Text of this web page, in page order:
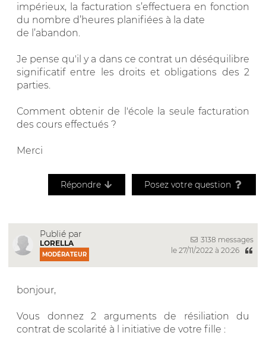
impérieux, la facturation s’effectuera en fonction
du nombre d’heures planifiées à la date
de l’abandon.
Je pense qu'il y a dans ce contrat un déséquilibre
significatif entre les droits et obligations des 2
parties.
Comment obtenir de l'école la seule facturation
des cours effectués ?
Merci
Répondre Posez votre question
Publié par
LORELLA
MODÉRATEUR
3138 messages
le 27/11/2022 à 20:26
bonjour,
Vous donnez 2 arguments de résiliation du
contrat de scolarité à l initiative de votre fille :